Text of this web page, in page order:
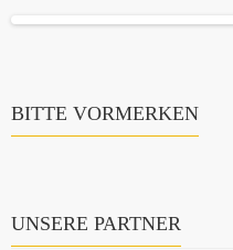
BITTE VORMERKEN
UNSERE PARTNER